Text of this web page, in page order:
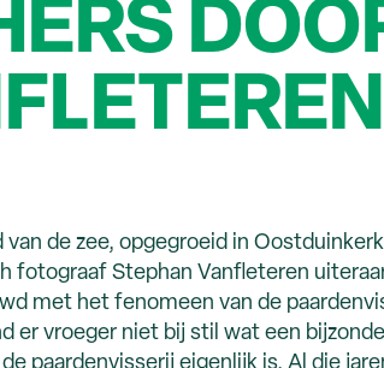
van de zee, opgegroeid in
fotograaf Stephan Vanfleteren
met het fenomeen van de
er vroeger niet bij stil wat een